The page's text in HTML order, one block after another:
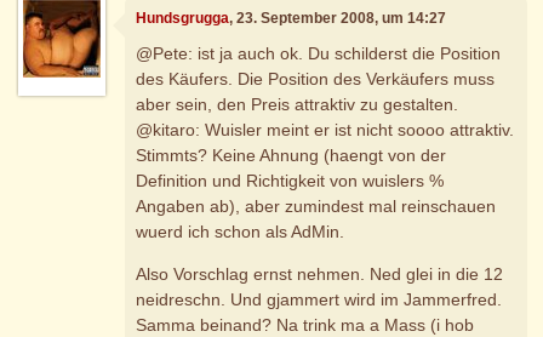
Hundsgrugga, 23. September 2008, um 14:27
@Pete: ist ja auch ok. Du schilderst die Position
des Käufers. Die Position des Verkäufers muss
aber sein, den Preis attraktiv zu gestalten.
@kitaro: Wuisler meint er ist nicht soooo attraktiv.
Stimmts? Keine Ahnung (haengt von der
Definition und Richtigkeit von wuislers %
Angaben ab), aber zumindest mal reinschauen
wuerd ich schon als AdMin.
Also Vorschlag ernst nehmen. Ned glei in die 12
neidreschn. Und gjammert wird im Jammerfred.
Samma beinand? Na trink ma a Mass (i hob